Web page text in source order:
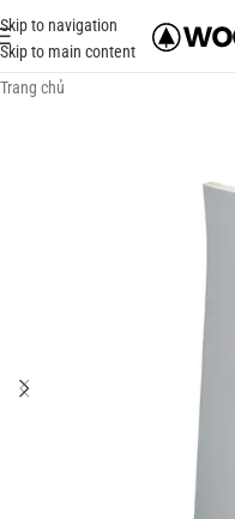
Skip to navigation
Skip to main content
Trang chủ